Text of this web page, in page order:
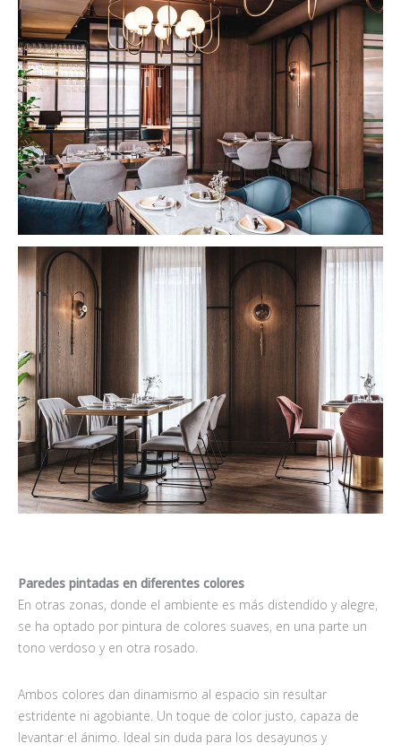
Paredes pintadas en diferentes colores
En otras zonas, donde el ambiente es más distendido y alegre,
se ha optado por pintura de colores suaves, en una parte un
tono verdoso y en otra rosado.
Ambos colores dan dinamismo al espacio sin resultar
estridente ni agobiante. Un toque de color justo, capaza de
levantar el ánimo. Ideal sin duda para los desayunos y